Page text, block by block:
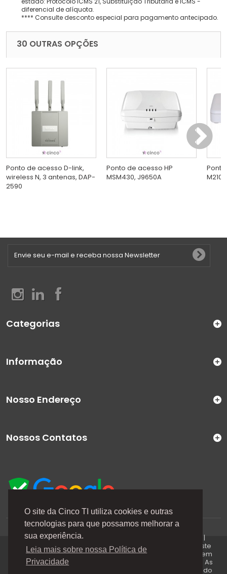
O site da Cinco TI utiliza cookies e outras
tecnologias para que possamos melhorar a
sua experiência.
Leia mais sobre nossa Política de
Privacidade
diferencial de alíquota.
**** Consulte desconto especial para pagamento antecipado.
30 OUTRAS OPÇÕES
Ponto de acesso D-link,
wireless N, 3 antenas, DAP-
2590
Ponto de acesso HP
MSM430, J9650A
M210
Categorias
Informação
A Cinco TI (5TI) é uma marca registrada de CINCO TI
COMERCIO E SERVICOS LTDA | CNPJ: 08.307.867/0001-04 |
Todos os direitos reservados. Os preços anunciados neste
site ou via e-mails promocionais podem ser alterados sem
prévio aviso. A 5TI não é responsável por erros descritos. As
fotos contidas nessa página são meramente ilustrativas do
Nosso Endereço
Nossos Contatos